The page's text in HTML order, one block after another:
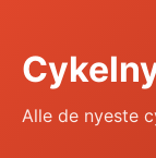
Alle de nyeste